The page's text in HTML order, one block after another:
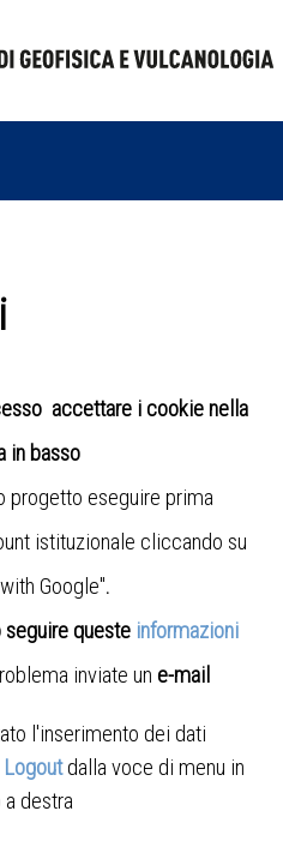
accettare i cookie nella
in basso
progetto eseguire prima
istituzionale cliccando su
Google".
queste informazioni
inviate un e-mail
l'inserimento dei dati
Logout dalla voce di menu in
a destra